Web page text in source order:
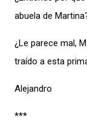
abuela de
¿Le parece mal,
traído a esta
Alejandro
***